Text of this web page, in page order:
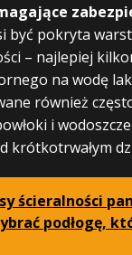
być pokryta
– najlepiej
na wodę
również
i
krótkotrwałym
ścieralności
podłogę,